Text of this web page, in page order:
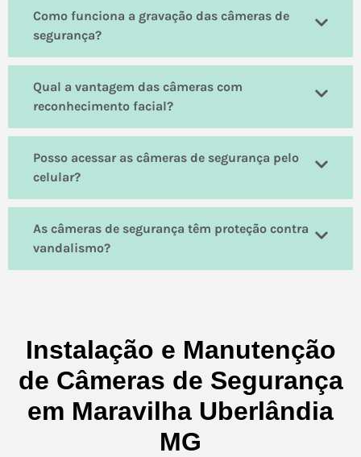
Como funciona a gravação das câmeras de
segurança?
Qual a vantagem das câmeras com
reconhecimento facial?
Posso acessar as câmeras de segurança pelo
celular?
As câmeras de segurança têm proteção contra
vandalismo?
Instalação e Manutenção
de Câmeras de Segurança
em Maravilha Uberlândia
MG